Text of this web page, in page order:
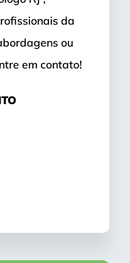
da
ou
em contato!